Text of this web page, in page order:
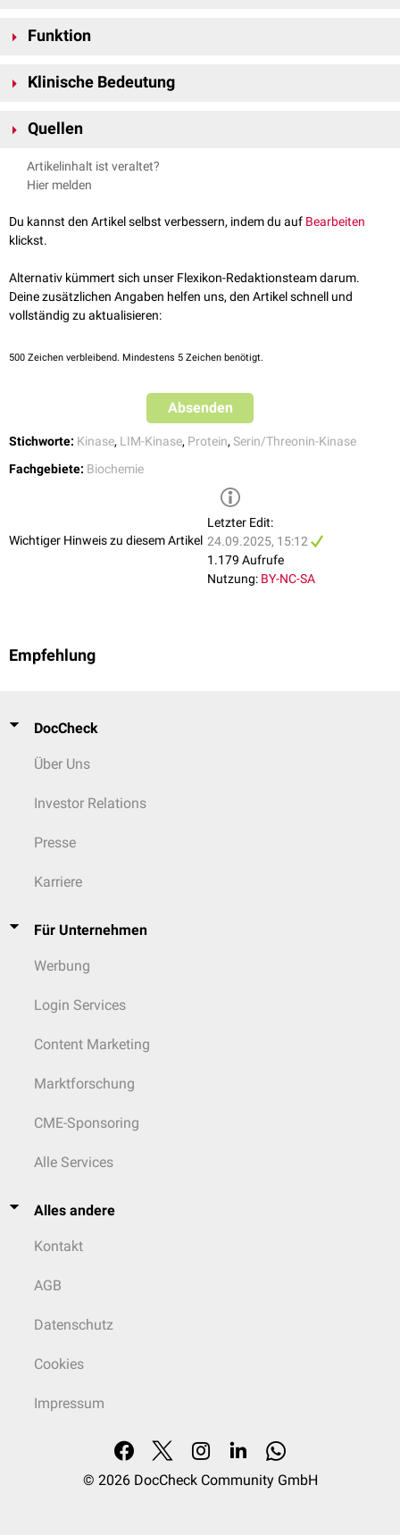
Funktion
Aktinfilamenten. Sie wird mittels
inaktiviert sie die Aktin-bindenden und
Cofilin-1
Cofilin-2
filamentösem
Aktin (F-Aktin) und stabilisiert das Aktin-Zytoskelett.
Darüber beeinflusst die LIM-Kinase 1 zelluläre Prozesse wie die
Klinische Bedeutung
Kinase 1 nachgewiesen. Es wird vermutet, dass sie die Zellmigration und
LIMK1-Gen befindet sich zudem in der Region, die beim
Syndrom deletiert
Quellen
uniprot.org - LIMK1
Artikelinhalt ist veraltet?
Hier melden
Du kannst den Artikel selbst verbessern, indem du auf Bearbeiten
klickst.
Alternativ kümmert sich unser Flexikon-Redaktionsteam darum.
Deine zusätzlichen Angaben helfen uns, den Artikel schnell und
vollständig zu aktualisieren:
500 Zeichen verbleibend. Mindestens 5 Zeichen benötigt.
Absenden
Stichworte: Kinase, LIM-Kinase, Protein, Serin/Threonin-Kinase
Fachgebiete: Biochemie
Wichtiger Hinweis zu diesem Artikel
Letzter Edit:
24.09.2025, 15:12
1.179 Aufrufe
Nutzung: BY-NC-SA
Empfehlung
DocCheck
Über Uns
Investor Relations
Presse
Karriere
Für Unternehmen
Werbung
Login Services
Content Marketing
Marktforschung
CME-Sponsoring
Alle Services
Alles andere
Kontakt
AGB
Datenschutz
Cookies
Impressum
© 2026 DocCheck Community GmbH